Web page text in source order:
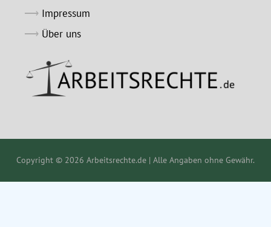
Impressum
Über uns
Copyright © 2026 Arbeitsrechte.de | Alle Angaben ohne Gewähr.